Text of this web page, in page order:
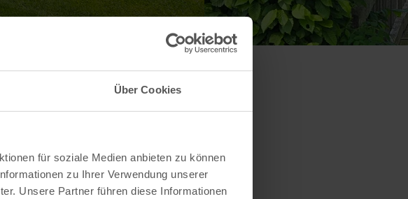
Über Cookies
für soziale Medien anbieten zu können
zu Ihrer Verwendung unserer
Unsere Partner führen diese Informationen